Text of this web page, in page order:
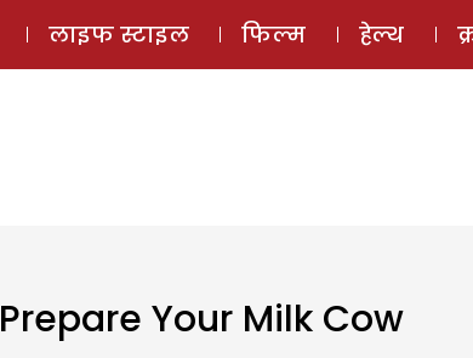
ई-मैगज़ीन
लाइफ स्टाइल फिल्म हेल्थ
Prepare Your Milk Cow